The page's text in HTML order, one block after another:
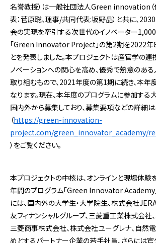
名誉教授）は一般社団法人Green innovation
表：菅原聡、理事/共同代表:坂野晶）と共に、
会の実現を牽引する次世代のイノベーター
「Green Innovator Project」の第2期を2022年
とを発表しました。本プロジェクトは産官学の連
ノベーションへの関心を高め、優秀で熱意のあ
取り組むもので、2021年度の第1期に続き、本
なります。現在、本年度のプログラムに参加する
国内外から募集しており、募集要項などの詳細は
（https://green-innovation-
project.com/green_innovator_academy/
）をご覧ください。
本プロジェクトの中核は、オンラインと現場体
年間のプログラム「Green Innovator Academy
には、国内外の大学生・大学院生、株式会社
友フィナンシャルグループ、三菱重工業株式会社
三菱商事株式会社、株式会社ユーグレナ、自然
めとするパートナー企業の若手社員、さらには